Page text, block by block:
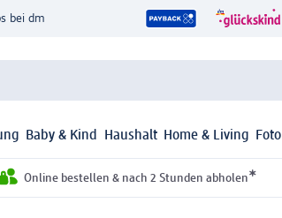
bei dm
Baby & Kind Haushalt Home & Living Foto
Online bestellen & nach 2 Stunden abholen*